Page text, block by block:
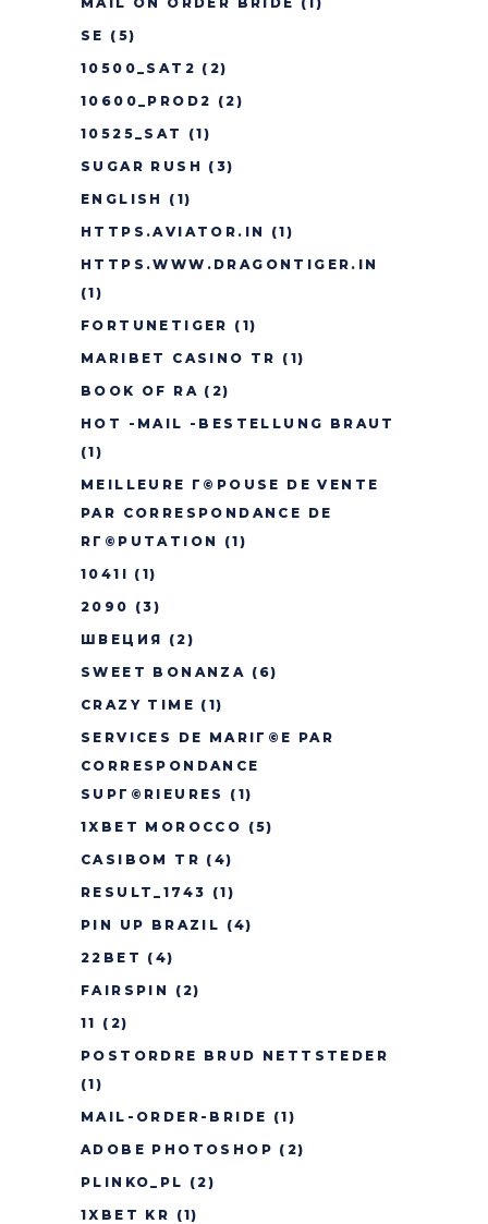
SE (5)
10500_SAT2 (2)
10600_PROD2 (2)
10525_SAT
(1)
SUGAR RUSH (3)
ENGLISH
(1)
HTTPS.AVIATOR.IN
(1)
HTTPS.WWW.DRAGONTIGER.IN
(1)
FORTUNETIGER (1)
MARIBET CASINO TR (1)
BOOK OF RA (2)
HOT -MAIL -BESTELLUNG BRAUT
(1)
MEILLEURE Г©POUSE DE VENTE
PAR CORRESPONDANCE DE
RГ©PUTATION
(1)
1041I (1)
2090 (3)
ШВЕЦИЯ (2)
SWEET BONANZA (6)
CRAZY TIME (1)
SERVICES DE MARIГ©E PAR
CORRESPONDANCE
SUPГ©RIEURES
(1)
1XBET MOROCCO (5)
CASIBOM TR (4)
RESULT_1743 (1)
PIN UP BRAZIL (4)
22BET (4)
FAIRSPIN
(2)
11 (2)
POSTORDRE BRUD NETTSTEDER
(1)
MAIL-ORDER-BRIDE (1)
ADOBE PHOTOSHOP (2)
PLINKO_PL (2)
1XBET KR (1)